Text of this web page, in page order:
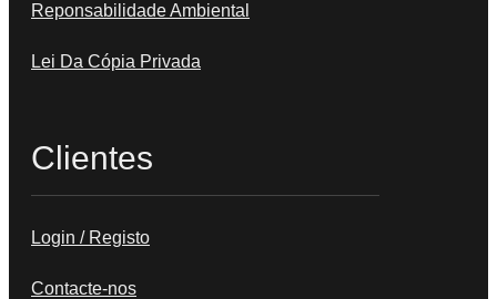
Reponsabilidade Ambiental
Lei Da Cópia Privada
Clientes
Login / Registo
Contacte-nos